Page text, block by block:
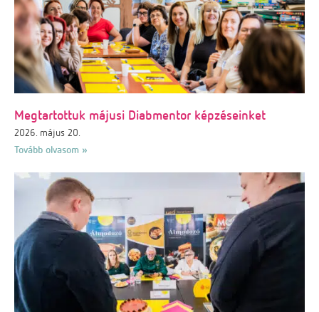
Megtartottuk májusi Diabmentor képzéseinket
2026. május 20.
Tovább olvasom »